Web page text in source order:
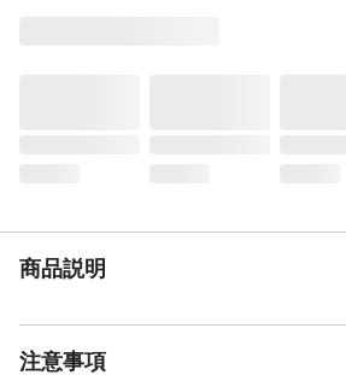
商品説明
注意事項